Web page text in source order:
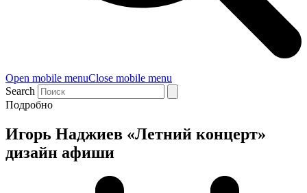
Open mobile menuClose mobile menu
Search
Подробно
Игорь Наджиев «Летний концерт»
дизайн афиши